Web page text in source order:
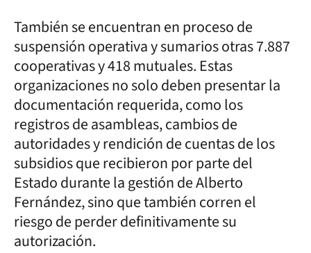
También se encuentran en proceso de
suspensión operativa y sumarios otras 7.887
cooperativas y 418 mutuales. Estas
organizaciones no solo deben presentar la
documentación requerida, como los
registros de asambleas, cambios de
autoridades y rendición de cuentas de los
subsidios que recibieron por parte del
Estado durante la gestión de Alberto
Fernández, sino que también corren el
riesgo de perder definitivamente su
autorización.